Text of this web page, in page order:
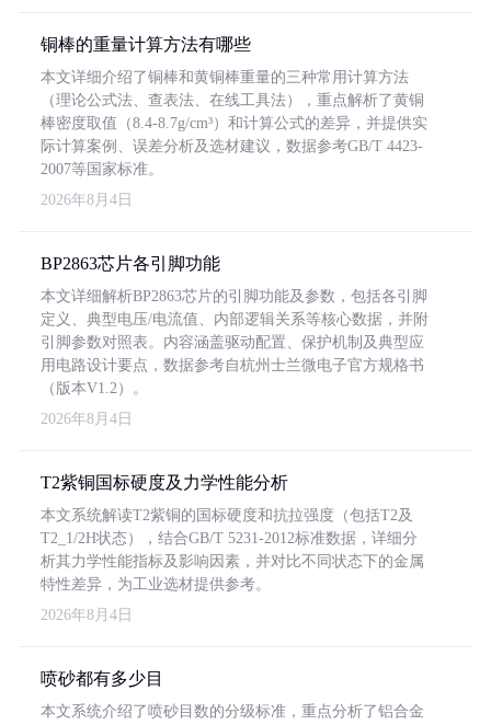
铜棒的重量计算方法有哪些
本文详细介绍了铜棒和黄铜棒重量的三种常用计算方法
（理论公式法、查表法、在线工具法），重点解析了黄铜
棒密度取值（8.4-8.7g/cm³）和计算公式的差异，并提供实
际计算案例、误差分析及选材建议，数据参考GB/T 4423-
2007等国家标准。
2026年8月4日
BP2863芯片各引脚功能
本文详细解析BP2863芯片的引脚功能及参数，包括各引脚
定义、典型电压/电流值、内部逻辑关系等核心数据，并附
引脚参数对照表。内容涵盖驱动配置、保护机制及典型应
用电路设计要点，数据参考自杭州士兰微电子官方规格书
（版本V1.2）。
2026年8月4日
T2紫铜国标硬度及力学性能分析
本文系统解读T2紫铜的国标硬度和抗拉强度（包括T2及
T2_1/2H状态），结合GB/T 5231-2012标准数据，详细分
析其力学性能指标及影响因素，并对比不同状态下的金属
特性差异，为工业选材提供参考。
2026年8月4日
喷砂都有多少目
本文系统介绍了喷砂目数的分级标准，重点分析了铝合金